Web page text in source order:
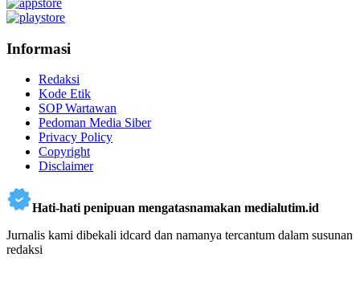
Informasi
Redaksi
Kode Etik
SOP Wartawan
Pedoman Media Siber
Privacy Policy
Copyright
Disclaimer
Hati-hati penipuan mengatasnamakan medialutim.id
Jurnalis kami dibekali idcard dan namanya tercantum dalam susunan
redaksi